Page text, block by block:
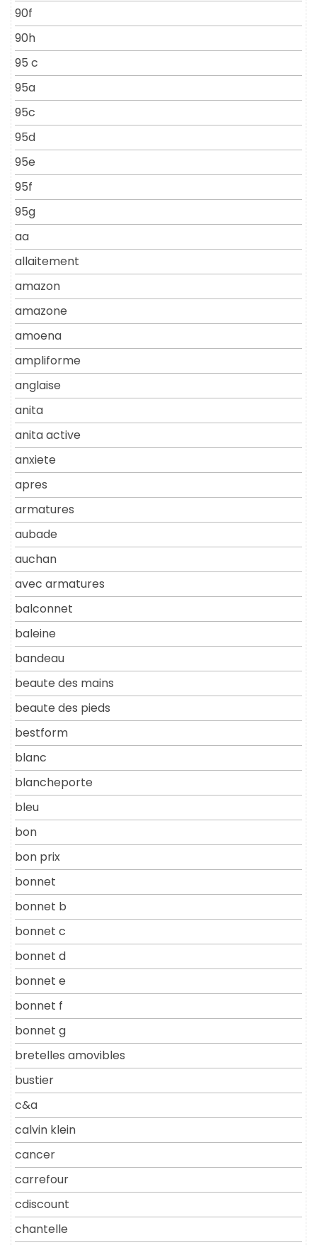
90f
90h
95 c
95a
95c
95d
95e
95f
95g
aa
allaitement
amazon
amazone
amoena
ampliforme
anglaise
anita
anita active
anxiete
apres
armatures
aubade
auchan
avec armatures
balconnet
baleine
bandeau
beaute des mains
beaute des pieds
bestform
blanc
blancheporte
bleu
bon
bon prix
bonnet
bonnet b
bonnet c
bonnet d
bonnet e
bonnet f
bonnet g
bretelles amovibles
bustier
c&a
calvin klein
cancer
carrefour
cdiscount
chantelle